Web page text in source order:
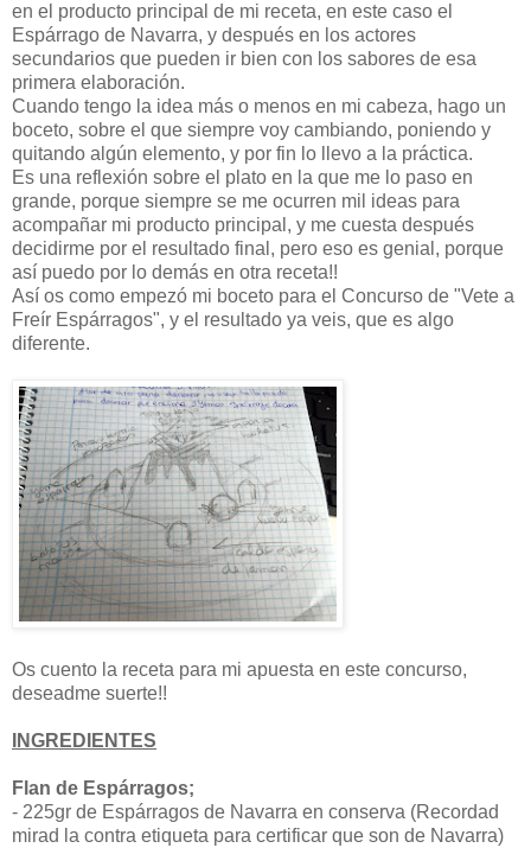
en el producto principal de mi receta, en este caso el
Espárrago de Navarra, y después en los actores
secundarios que pueden ir bien con los sabores de esa
primera elaboración.
Cuando tengo la idea más o menos en mi cabeza, hago un
boceto, sobre el que siempre voy cambiando, poniendo y
quitando algún elemento, y por fin lo llevo a la práctica.
Es una reflexión sobre el plato en la que me lo paso en
grande, porque siempre se me ocurren mil ideas para
acompañar mi producto principal, y me cuesta después
decidirme por el resultado final, pero eso es genial, porque
así puedo por lo demás en otra receta!!
Así os como empezó mi boceto para el Concurso de "Vete a
Freír Espárragos", y el resultado ya veis, que es algo
diferente.
Os cuento la receta para mi apuesta en este concurso,
deseadme suerte!!
INGREDIENTES
Flan de Espárragos;
- 225gr de Espárragos de Navarra en conserva (Recordad
mirad la contra etiqueta para certificar que son de Navarra)